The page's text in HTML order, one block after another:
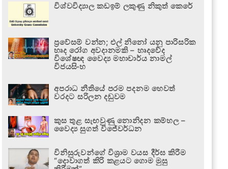
විශ්වවිද්‍යාල කඩඉම් ලකුණු නිකුත් කෙරේ
ප්‍රවේසම් වන්න; එල් නිනෝ යනු පාරිසරික
හෘද රෝග අවදානමකි – හෘදවේද
විශේෂඥ වෛද්‍ය මහාචාර්ය නාමල්
විජයසිංහ
අපරාධ නීතියේ පරම පදනම හෙවත්
වරදට සරිලන දඬුවම
කුස තුළ සැඟවුණු නොනිදන කම්හල –
වෛද්‍ය සුගත් විජේවර්ධන
විනිසුරුවන්ගේ විශ්‍රාම වයස දීර්ඝ කිරීම
“දොවාගත් කිරි කළයට ගොම මුසු